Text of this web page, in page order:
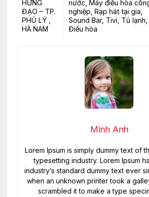
HƯNG
ĐẠO – TP.
PHỦ LÝ ,
HÀ NAM
nước, Máy điều hòa
nghiệp, Rạp hát tại gia,
Sound Bar, Tivi, Tủ lạnh,
Điều hòa
Minh Anh
Lorem Ipsum is simply dummy text of
typesetting industry. Lorem Ipsum
industry’s standard dummy text ever
when an unknown printer took a
scrambled it to make a type